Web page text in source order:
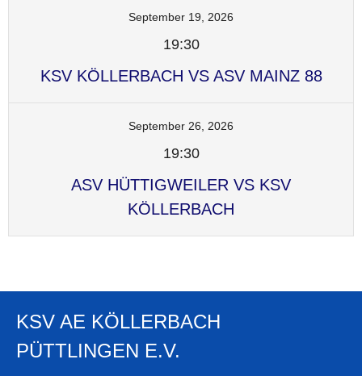
September 19, 2026
19:30
KSV KÖLLERBACH VS ASV MAINZ 88
September 26, 2026
19:30
ASV HÜTTIGWEILER VS KSV
KÖLLERBACH
KSV AE KÖLLERBACH
PÜTTLINGEN E.V.